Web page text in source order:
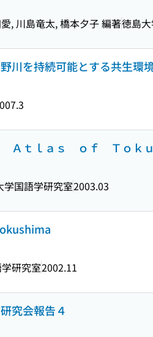
, 川島竜太, 橋本夕子 編著徳島
川を持続可能とする共生環
Ａｔｌａｓ ｏｆ Ｔｏｋ
学国語学研究室2003.03
研究室2002.11
究会報告４